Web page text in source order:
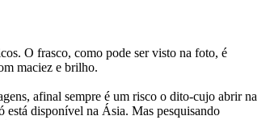
O frasco, como pode ser visto na foto, é
maciez e brilho.
afinal sempre é um risco o dito-cujo abrir na
está disponível na Ásia. Mas pesquisando